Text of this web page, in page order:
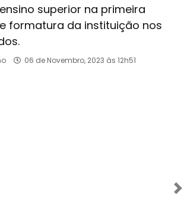
superior na primeira
formatura da instituição nos
06 de Novembro, 2023 às 12h51